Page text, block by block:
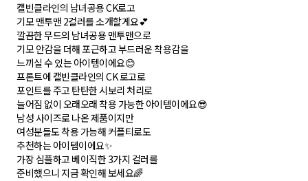
캘빈클라인의 남녀공용 CK로고
기모 맨투맨 2컬러를 소개할게요💕
깔끔한 무드의 남녀공용 맨투맨으로
기모 안감을 더해 포근하고 부드러운 착용감을
느끼실 수 있는 아이템이에요😊
프론트에 캘빈클라인의 CK 로고로
포인트를 주고 탄탄한 시보리 처리로
늘어짐 없이 오래오래 착용 가능한 아이템이에요😎
남성 사이즈로 나온 제품이지만
여성분들도 착용 가능해 커플티로도
추천하는 아이템이에요✨
가장 심플하고 베이직한 3가지 컬러를
준비했으니 지금 확인해 보세요🌈